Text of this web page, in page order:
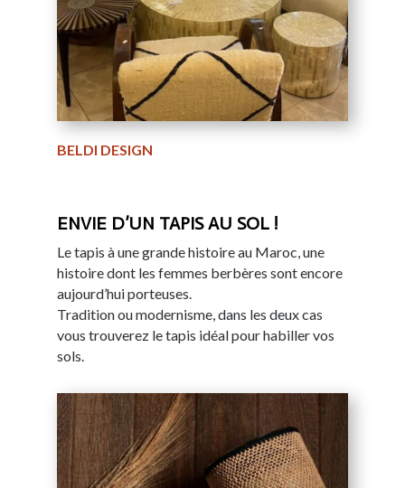
BELDI DESIGN
ENVIE D’UN TAPIS AU SOL !
Le tapis à une grande histoire au Maroc, une
histoire dont les femmes berbères sont encore
aujourd’hui porteuses.
Tradition ou modernisme, dans les deux cas
vous trouverez le tapis idéal pour habiller vos
sols.